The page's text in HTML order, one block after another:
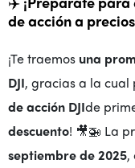
de acción a
¡Te traemos una
DJI, gracias a la cual
de acción DJIde
descuento! 🎥🚁 La
septiembre de 2025,